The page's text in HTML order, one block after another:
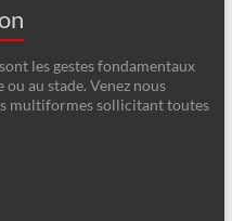
les gestes fondamentaux
au stade. Venez nous
multiformes sollicitant toutes